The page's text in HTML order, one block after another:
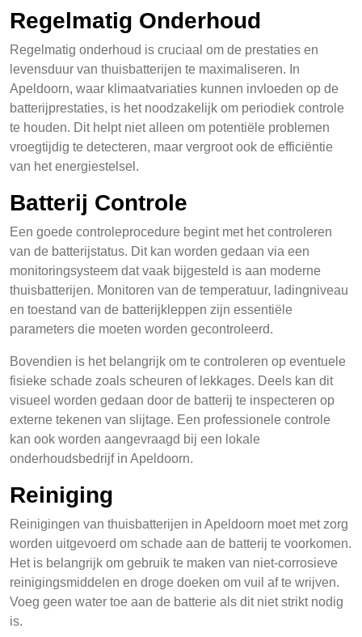
Regelmatig Onderhoud
Regelmatig onderhoud is cruciaal om de prestaties en
levensduur van thuisbatterijen te maximaliseren. In
Apeldoorn, waar klimaatvariaties kunnen invloeden op de
batterijprestaties, is het noodzakelijk om periodiek controle
te houden. Dit helpt niet alleen om potentiële problemen
vroegtijdig te detecteren, maar vergroot ook de efficiëntie
van het energiestelsel.
Batterij Controle
Een goede controleprocedure begint met het controleren
van de batterijstatus. Dit kan worden gedaan via een
monitoringsysteem dat vaak bijgesteld is aan moderne
thuisbatterijen. Monitoren van de temperatuur, ladingniveau
en toestand van de batterijkleppen zijn essentiële
parameters die moeten worden gecontroleerd.
Bovendien is het belangrijk om te controleren op eventuele
fisieke schade zoals scheuren of lekkages. Deels kan dit
visueel worden gedaan door de batterij te inspecteren op
externe tekenen van slijtage. Een professionele controle
kan ook worden aangevraagd bij een lokale
onderhoudsbedrijf in Apeldoorn.
Reiniging
Reinigingen van thuisbatterijen in Apeldoorn moet met zorg
worden uitgevoerd om schade aan de batterij te voorkomen.
Het is belangrijk om gebruik te maken van niet-corrosieve
reinigingsmiddelen en droge doeken om vuil af te wrijven.
Voeg geen water toe aan de batterie als dit niet strikt nodig
is.